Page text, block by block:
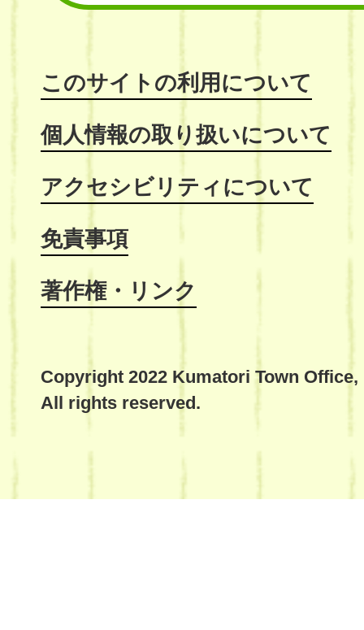
このサイトの利用について
個人情報の取り扱いについて
アクセシビリティについて
免責事項
著作権・リンク
Copyright 2022 Kumatori Town Office,
All rights reserved.